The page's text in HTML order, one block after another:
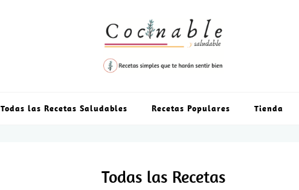
Todas las Recetas Saludables Recetas Populares Tienda
Todas las Recetas